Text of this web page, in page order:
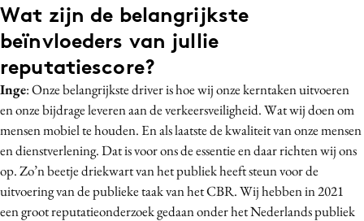
Wat zijn de belangrijkste
beïnvloeders van jullie
reputatiescore?
Inge: Onze belangrijkste driver is hoe wij onze kerntaken uitvoeren
en onze bijdrage leveren aan de verkeersveiligheid. Wat wij doen om
mensen mobiel te houden. En als laatste de kwaliteit van onze mensen
en dienstverlening. Dat is voor ons de essentie en daar richten wij ons
op. Zo’n beetje driekwart van het publiek heeft steun voor de
uitvoering van de publieke taak van het CBR. Wij hebben in 2021
een groot reputatieonderzoek gedaan onder het Nederlands publiek